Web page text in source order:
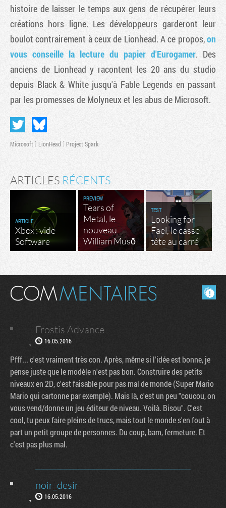
histoire de laisser le temps aux gens de récupérer leurs
créations hors ligne. Les développeurs garderont leur
boulot contrairement à ceux de Lionhead. A ce propos,on
vous conseille la lecture du papier d'Eurogamer. Des
anciens de Lionhead y racontent les 20 ans du studio
depuis Black & White jusqu'à Fable Legends en passant
par les promesses de Molyneux et les abus de Microsoft.
Microsoft LionHead Project Spark
ARTICLES RÉCENTS
ARTICLE
Xbox : vide
Software
PREVIEW
Tears of
Metal, le
nouveau
William Musō
TEST
Looking for
Fael, le casse-
tête au carré
Masquer les commentaires lus.
Frostis Advance
16.05.2016
Pfff... c'est vraiment très con. Après, même si l'idée est bonne, je
pense juste que le modèle n'est pas bon. Construire des petits
niveaux en 2D, c'est faisable pour pas mal de monde (Super Mario
Mario qui cartonne par exemple). Mais là, c'est un peu "coucou, on
vous vend/donne un jeu éditeur de niveau. Voilà. Bisou". C'est
cool, tu peux faire pleins de trucs, mais tout le monde s'en fout à
part un petit groupe de personnes. Du coup, bam, fermeture. Et
c'est pas plus mal.
noir_desir
16.05.2016